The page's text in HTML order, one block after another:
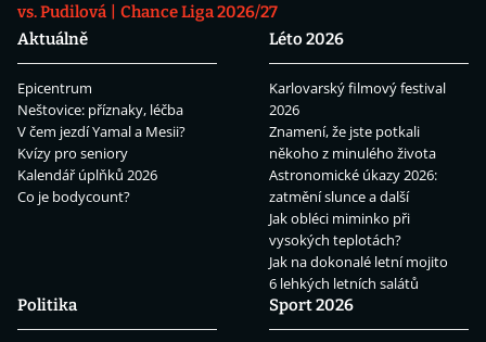
vs. Pudilová
Chance Liga 2026/27
Aktuálně
Epicentrum
Neštovice: příznaky, léčba
V čem jezdí Yamal a Mesii?
Kvízy pro seniory
Kalendář úplňků 2026
Co je bodycount?
Léto 2026
Karlovarský filmový festival
2026
Znamení, že jste potkali
někoho z minulého života
Astronomické úkazy 2026:
zatmění slunce a další
Jak obléci miminko při
vysokých teplotách?
Jak na dokonalé letní mojito
6 lehkých letních salátů
Politika
Sport 2026